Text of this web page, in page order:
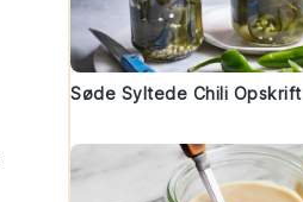
Søde Syltede Chili Opskrift